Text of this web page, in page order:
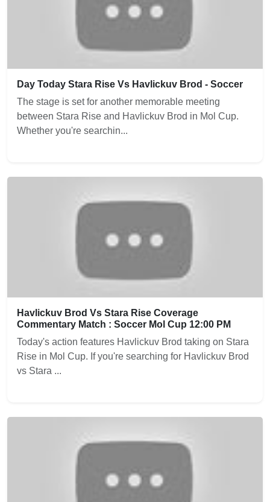
Day Today Stara Rise Vs Havlickuv Brod - Soccer
The stage is set for another memorable meeting
between Stara Rise and Havlickuv Brod in Mol Cup.
Whether you're searchin...
Havlickuv Brod Vs Stara Rise Coverage
Commentary Match : Soccer Mol Cup 12:00 PM
Today's action features Havlickuv Brod taking on Stara
Rise in Mol Cup. If you're searching for Havlickuv Brod
vs Stara ...